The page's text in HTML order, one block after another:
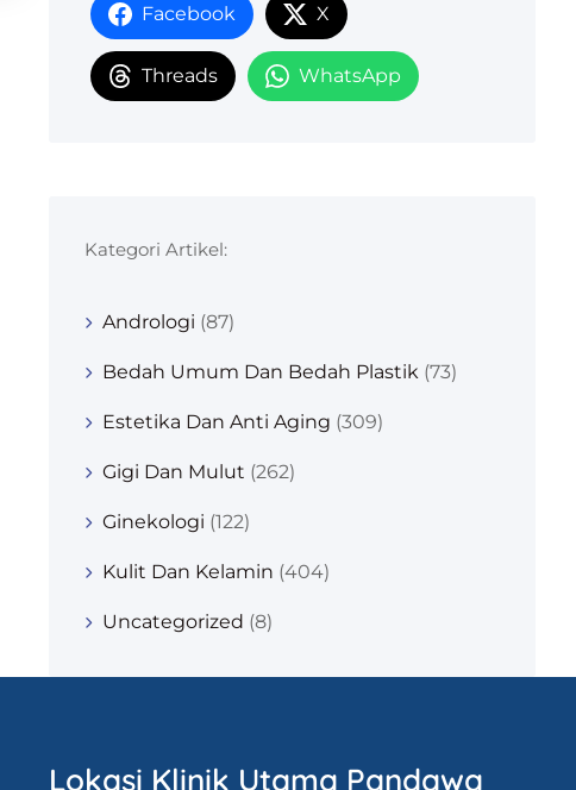
Facebook X
Threads WhatsApp
Kategori Artikel:
Andrologi (87)
Bedah Umum Dan Bedah Plastik (73)
Estetika Dan Anti Aging (309)
Gigi Dan Mulut (262)
Ginekologi (122)
Kulit Dan Kelamin (404)
Uncategorized (8)
Lokasi Klinik Utama Pandawa